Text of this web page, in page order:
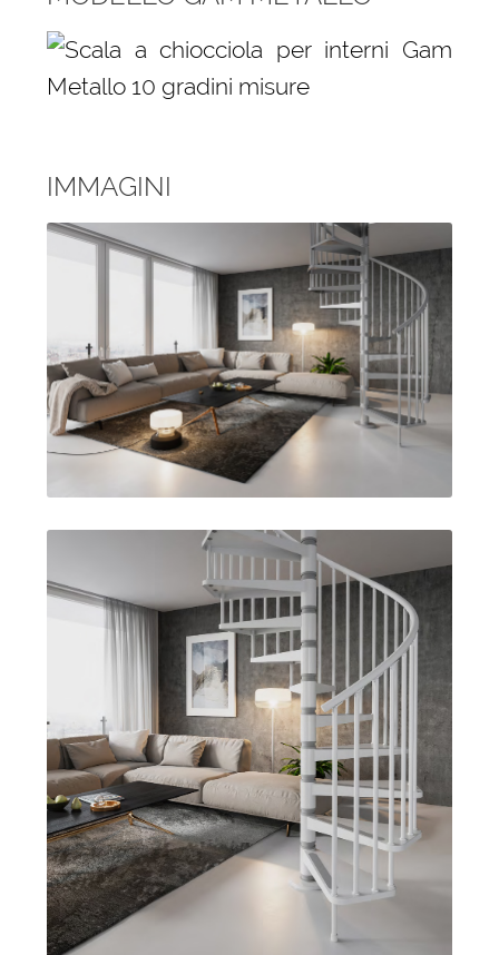
IMMAGINI